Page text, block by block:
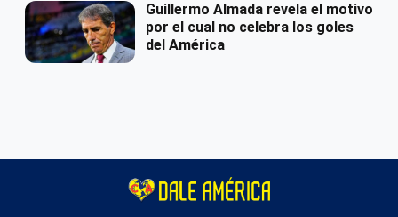
Guillermo Almada revela el motivo
por el cual no celebra los goles
del América